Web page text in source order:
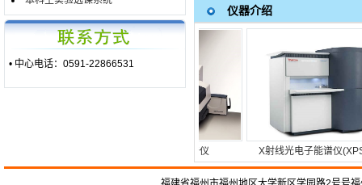
• 中心电话：0591-22866531
仪器介绍
X射线光电子能谱仪(XPS)